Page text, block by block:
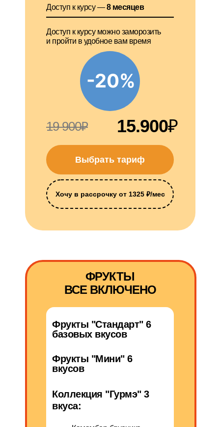
Хочу в рассрочку от 1325 ₽/мес
Выбрать тариф
15.900₽
19 900₽
Доступ к курсу можно заморозить
и пройти в удобное вам время
Доступ к курсу —8 месяцев
-20%
ФРУКТЫ
ВСЕ ВКЛЮЧЕНО
Коллекция "Гурмэ" 3
вкуса:
Фрукты "Мини" 6
вкусов
Фрукты "Стандарт" 6
базовых вкусов